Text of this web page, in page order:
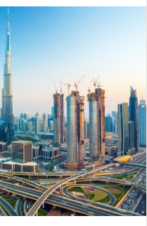
ل
ى
X
ر
ي
د
ا
إ
ل
ك
ت
ر
و
ن
ي
ا